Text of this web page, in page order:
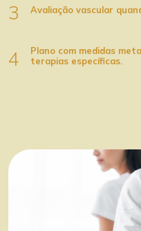
3 Avaliação vascular
4
Plano com medidas
terapias específicas.